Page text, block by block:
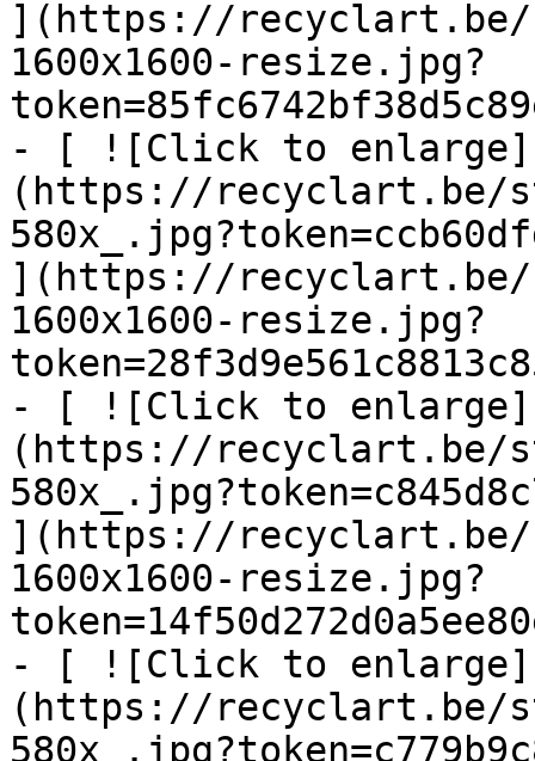
](https://recyclart.be/
1600x1600-resize.jpg?
- [ ![Click to enlarge]
(https://recyclart.be/
](https://recyclart.be/
1600x1600-resize.jpg?
- [ ![Click to enlarge]
(https://recyclart.be/
](https://recyclart.be/
1600x1600-resize.jpg?
- [ ![Click to enlarge]
(https://recyclart.be/